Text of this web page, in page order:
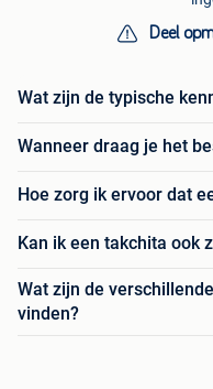
Deel
Wat zijn de typische
Wanneer draag je het
Hoe zorg ik ervoor dat
Kan ik een takchita ook
Wat zijn de
vinden?